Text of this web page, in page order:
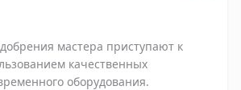
мастера приступают к
качественных
оборудования.